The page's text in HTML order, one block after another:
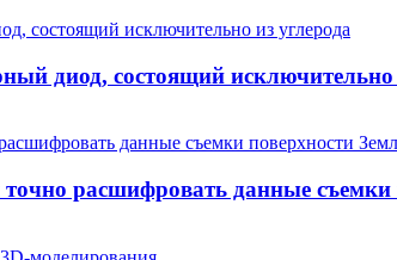
диод, состоящий исключительно
расшифровать данные съемки